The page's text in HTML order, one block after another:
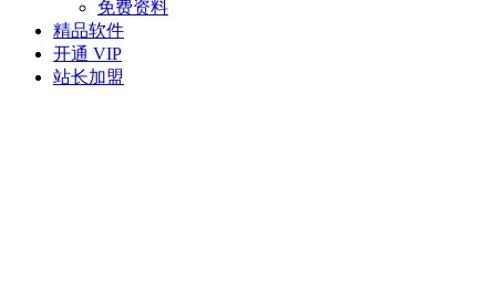
免费资料
精品软件
开通 VIP
站长加盟